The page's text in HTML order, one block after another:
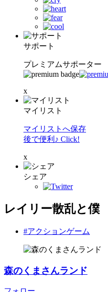
サポート
プレミアムサポーター
x
マイリスト
マイリストへ保存
後で便利♪ Click!
x
シェア
レイリー散乱と僕
#アクションゲーム
森のくまさんランド